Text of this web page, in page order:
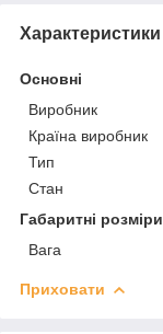
Характеристики
Основні
Виробник
Країна виробник
Тип
Стан
Габаритні розміри
Вага
Приховати